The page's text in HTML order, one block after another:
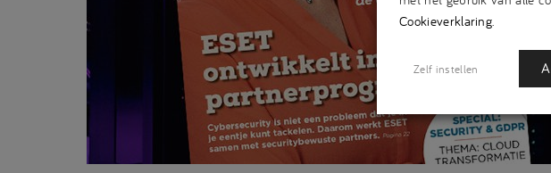
Cookieverklaring.
Zelf instellen